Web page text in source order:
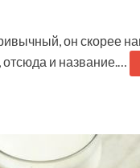
он скорее
отсюда и название.…